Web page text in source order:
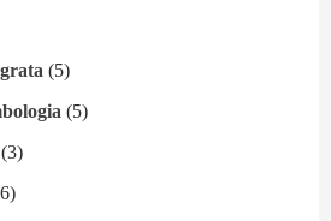
(5)
(5)
(3)